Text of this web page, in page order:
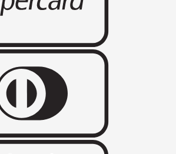
viva essa tradição, trazendo-a para a
peça é uma homenagem à história e ao
Quando usar um colar Grumet da
Fluiarte
grumet permite que sejam usados em
Aqui estão algumas inspirações para
jantar de gala, um casamento ou uma noite